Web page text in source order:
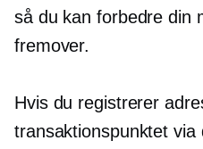
så du kan forbedre din
fremover.
Hvis du registrerer
transaktionspunktet via